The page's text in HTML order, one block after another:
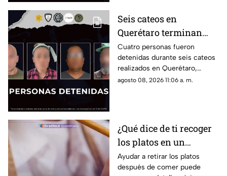
Seis cateos en
Querétaro terminan
con cuatro detenidos y
el aseguramiento de
presuntas dr0gas
Cuatro personas fueron
detenidas durante seis cateos
realizados en Querétaro,
donde también se localizaron
agosto 08, 2026 11:06 a. m.
¿Qué dice de ti recoger
los platos en un
restaurante? Este
pequeño gesto podría
Ayudar a retirar los platos
después de comer puede